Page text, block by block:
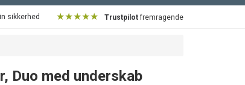
sikkerhed ★★★★★ Trustpilotfremragende
Duo med underskab